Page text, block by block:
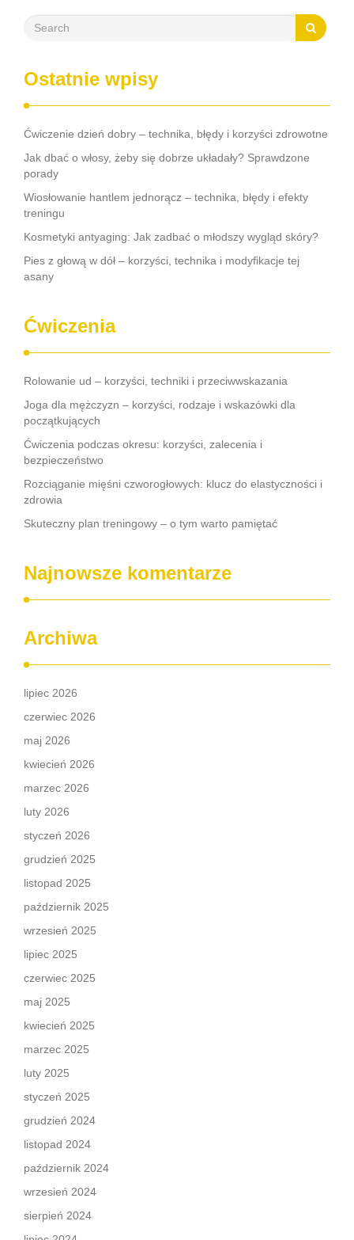
Ostatnie wpisy
Ćwiczenie dzień dobry – technika, błędy i korzyści zdrowotne
Jak dbać o włosy, żeby się dobrze układały? Sprawdzone
porady
Wiosłowanie hantlem jednorącz – technika, błędy i efekty
treningu
Kosmetyki antyaging: Jak zadbać o młodszy wygląd skóry?
Pies z głową w dół – korzyści, technika i modyfikacje tej
asany
Ćwiczenia
Rolowanie ud – korzyści, techniki i przeciwwskazania
Joga dla mężczyzn – korzyści, rodzaje i wskazówki dla
początkujących
Ćwiczenia podczas okresu: korzyści, zalecenia i
bezpieczeństwo
Rozciąganie mięśni czworogłowych: klucz do elastyczności i
zdrowia
Skuteczny plan treningowy – o tym warto pamiętać
Najnowsze komentarze
Archiwa
lipiec 2026
czerwiec 2026
maj 2026
kwiecień 2026
marzec 2026
luty 2026
styczeń 2026
grudzień 2025
listopad 2025
październik 2025
wrzesień 2025
lipiec 2025
czerwiec 2025
maj 2025
kwiecień 2025
marzec 2025
luty 2025
styczeń 2025
grudzień 2024
listopad 2024
październik 2024
wrzesień 2024
sierpień 2024